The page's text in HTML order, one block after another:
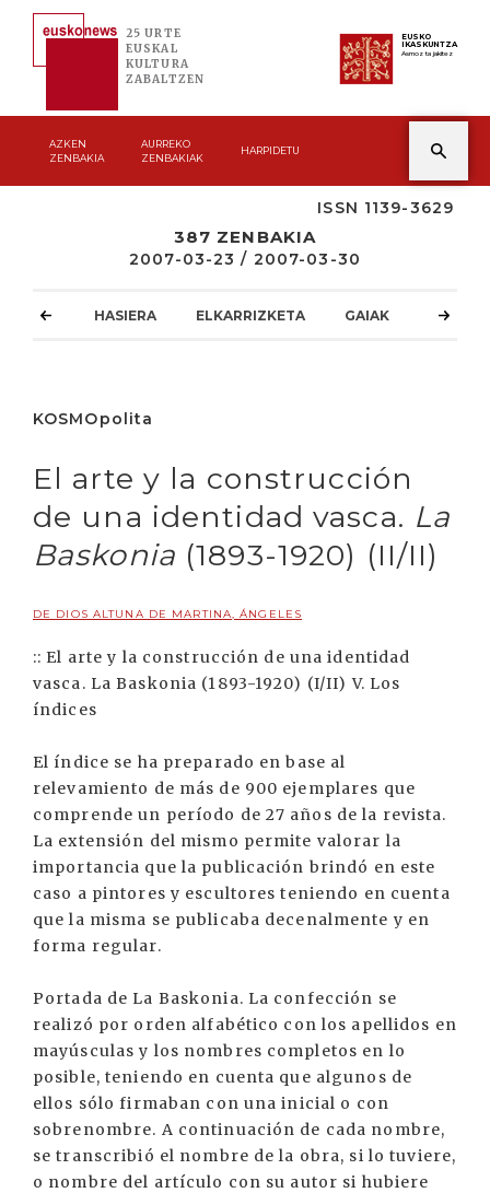
25 URTE
EUSKAL
KULTURA
ZABALTZEN
EUSKO
IKASKUNTZA
Asmoz ta jakitez
AZKEN
ZENBAKIA
AURREKO
ZENBAKIAK
HARPIDETU
ISSN 1139-3629
387 ZENBAKIA
2007-03-23 / 2007-03-30
HASIERA ELKARRIZKETA GAIAK
KOSMOpolita
El arte y la construcción
de una identidad vasca. La
Baskonia (1893-1920) (II/II)
DE DIOS ALTUNA DE MARTINA, ÁNGELES
:: El arte y la construcción de una identidad
vasca. La Baskonia (1893-1920) (I/II) V. Los
índices
El índice se ha preparado en base al
relevamiento de más de 900 ejemplares que
comprende un período de 27 años de la revista.
La extensión del mismo permite valorar la
importancia que la publicación brindó en este
caso a pintores y escultores teniendo en cuenta
que la misma se publicaba decenalmente y en
forma regular.
Portada de La Baskonia. La confección se
realizó por orden alfabético con los apellidos en
mayúsculas y los nombres completos en lo
posible, teniendo en cuenta que algunos de
ellos sólo firmaban con una inicial o con
sobrenombre. A continuación de cada nombre,
se transcribió el nombre de la obra, si lo tuviere,
o nombre del artículo con su autor si hubiere